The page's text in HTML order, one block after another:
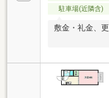
駐車場(近隣含)
敷金・礼金、